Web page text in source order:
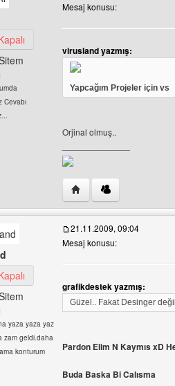
profilini görüntüle
Cevabı
Mesaj konusu:
virusland yazmış:
Yapcağım Projeler için vs
Orjinal olmuş..
Yazarın web sitesini
Kullanıcının profilini görüntüle
yaza yaza yaz
zam geldi.daha
konturum
21.11.2009, 09:04
Mesaj konusu:
grafikdestek yazmış:
Güzel.. Fakat Desinger
Pardon Elim N Kaymıs xD
Buda Baska Bi Calısma